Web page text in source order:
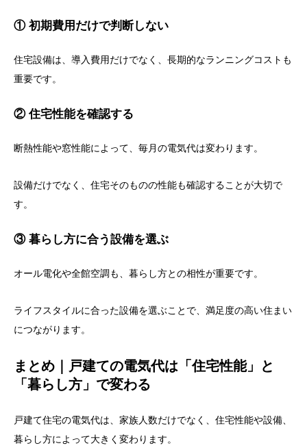
① 初期費用だけで判断しない
住宅設備は、導入費用だけでなく、長期的なランニングコストも
重要です。
② 住宅性能を確認する
断熱性能や窓性能によって、毎月の電気代は変わります。
設備だけでなく、住宅そのものの性能も確認することが大切で
す。
③ 暮らし方に合う設備を選ぶ
オール電化や全館空調も、暮らし方との相性が重要です。
ライフスタイルに合った設備を選ぶことで、満足度の高い住まい
につながります。
まとめ｜戸建ての電気代は「住宅性能」と
「暮らし方」で変わる
戸建て住宅の電気代は、家族人数だけでなく、住宅性能や設備、
暮らし方によって大きく変わります。